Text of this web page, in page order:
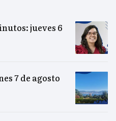
jueves 6
7 de agosto